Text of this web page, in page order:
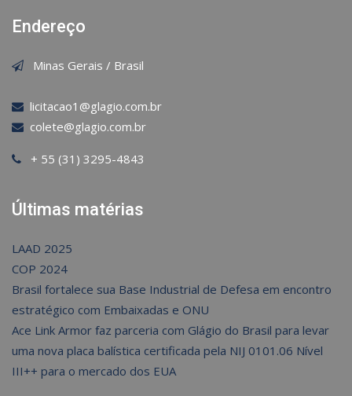
Endereço
Minas Gerais / Brasil
licitacao1@glagio.com.br
colete@glagio.com.br
+ 55 (31) 3295-4843
Últimas matérias
LAAD 2025
COP 2024
Brasil fortalece sua Base Industrial de Defesa em encontro
estratégico com Embaixadas e ONU
Ace Link Armor faz parceria com Glágio do Brasil para levar
uma nova placa balística certificada pela NIJ 0101.06 Nível
III++ para o mercado dos EUA